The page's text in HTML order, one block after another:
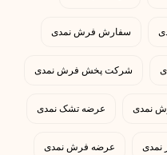
سفارش فرش نمدی
شرکت پخش فرش نمدی
نمدی عرضه تشک نمدی
نمدی عرضه فرش نمدی